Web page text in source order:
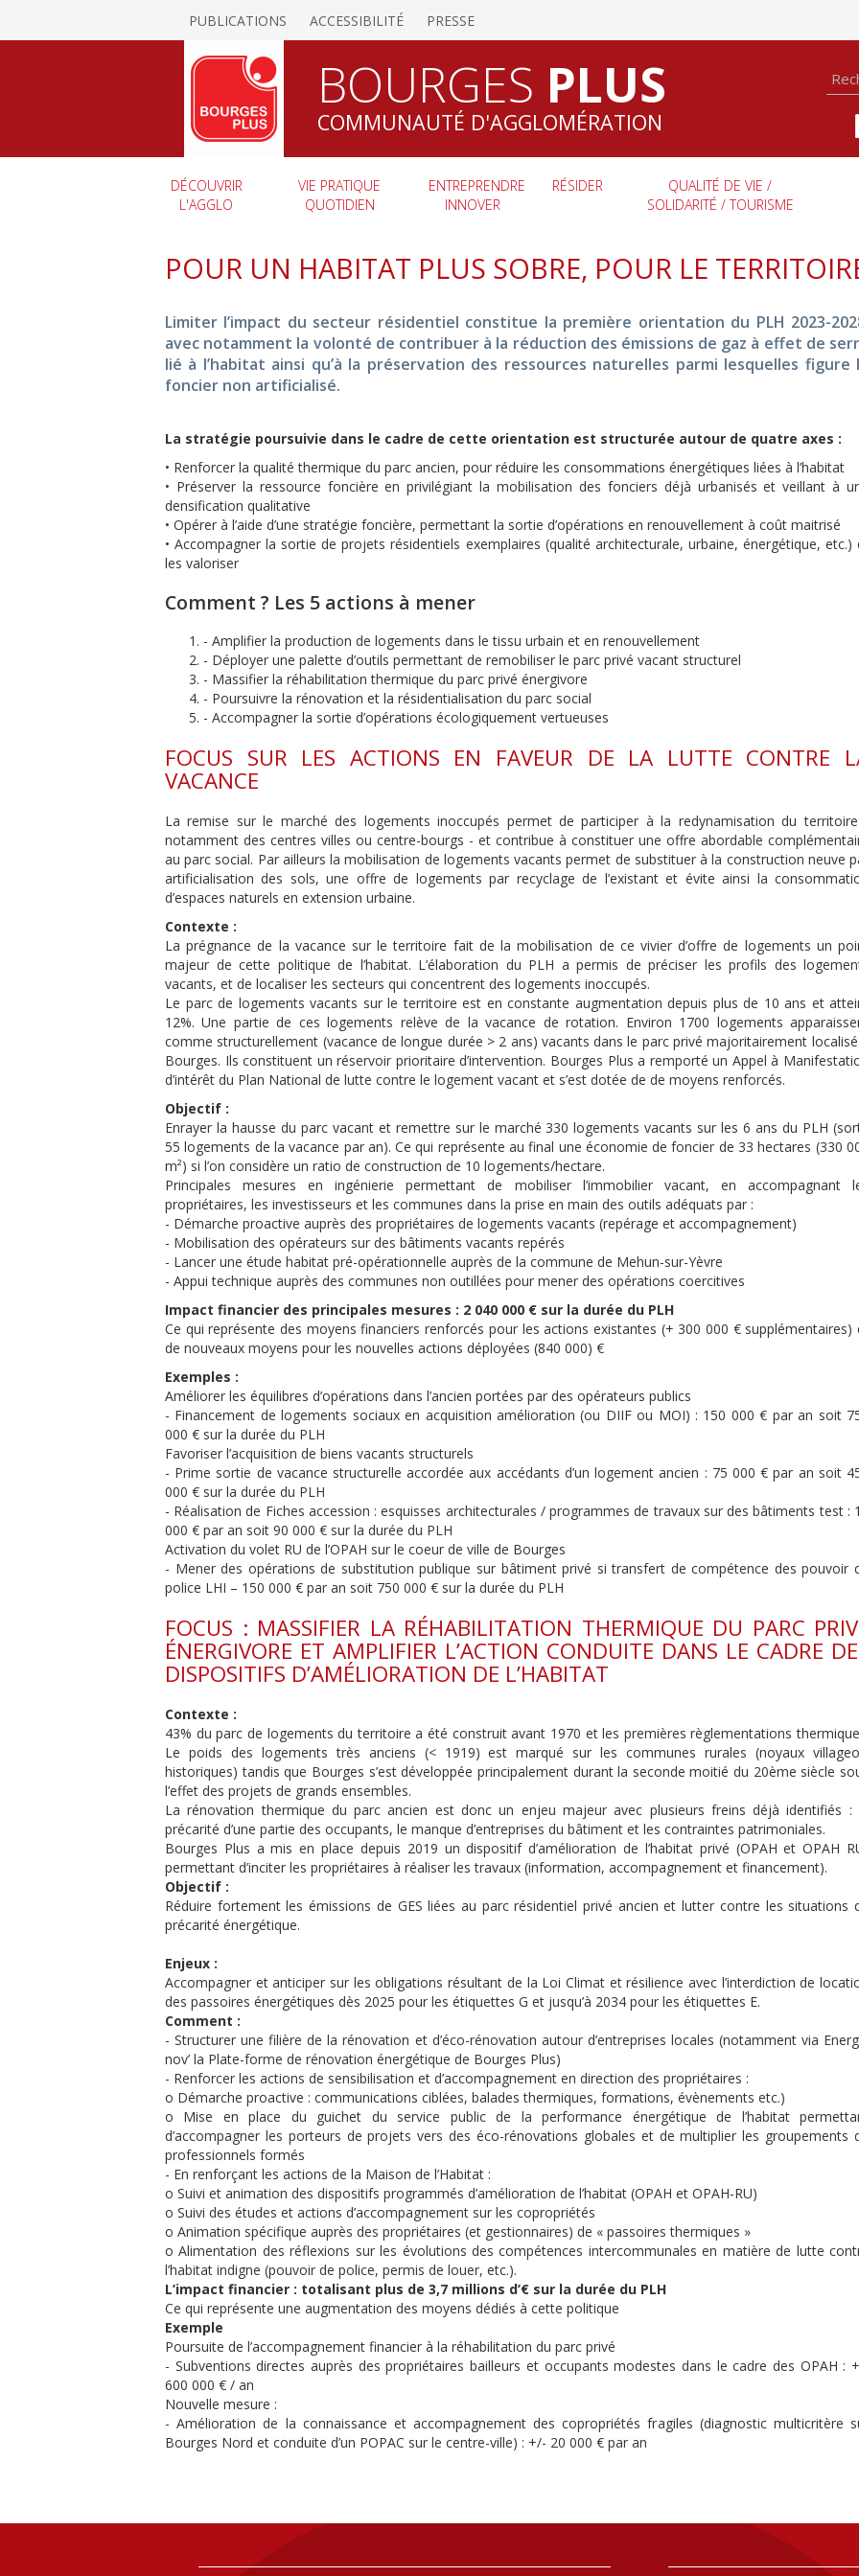
PUBLICATIONS ACCESSIBILITÉ PRESSE
BOURGES PLUS
COMMUNAUTÉ D'AGGLOMÉRATION
DÉCOUVRIR
L'AGGLO
VIE PRATIQUE
QUOTIDIEN
ENTREPRENDRE
INNOVER
RÉSIDER
QUALITÉ DE VIE /
SOLIDARITÉ / TOURISME
POUR UN HABITAT PLUS SOBRE, POUR LE
Limiter l’impact du secteur résidentiel constitue la première orientation du PLH 2023-
avec notamment la volonté de contribuer à la réduction des émissions de gaz à effet de
lié à l’habitat ainsi qu’à la préservation des ressources naturelles parmi lesquelles figure
foncier non artificialisé.
La stratégie poursuivie dans le cadre de cette orientation est structurée autour de quatre axes :
• Renforcer la qualité thermique du parc ancien, pour réduire les consommations énergétiques liées à l’habitat
• Préserver la ressource foncière en privilégiant la mobilisation des fonciers déjà urbanisés et veillant à
densification qualitative
• Opérer à l’aide d’une stratégie foncière, permettant la sortie d’opérations en renouvellement à coût maitrisé
• Accompagner la sortie de projets résidentiels exemplaires (qualité architecturale, urbaine, énergétique, etc.)
les valoriser
Comment ? Les 5 actions à mener
- Amplifier la production de logements dans le tissu urbain et en renouvellement
- Déployer une palette d’outils permettant de remobiliser le parc privé vacant structurel
- Massifier la réhabilitation thermique du parc privé énergivore
- Poursuivre la rénovation et la résidentialisation du parc social
- Accompagner la sortie d’opérations écologiquement vertueuses
FOCUS SUR LES ACTIONS EN FAVEUR DE LA LUTTE CONTRE
VACANCE
La remise sur le marché des logements inoccupés permet de participer à la redynamisation du
notamment des centres villes ou centre-bourgs - et contribue à constituer une offre abordable
au parc social. Par ailleurs la mobilisation de logements vacants permet de substituer à la construction neuve
artificialisation des sols, une offre de logements par recyclage de l’existant et évite ainsi la
d’espaces naturels en extension urbaine.
Contexte :
La prégnance de la vacance sur le territoire fait de la mobilisation de ce vivier d’offre de logements un
majeur de cette politique de l’habitat. L’élaboration du PLH a permis de préciser les profils des
vacants, et de localiser les secteurs qui concentrent des logements inoccupés.
Le parc de logements vacants sur le territoire est en constante augmentation depuis plus de 10 ans et
12%. Une partie de ces logements relève de la vacance de rotation. Environ 1700 logements
comme structurellement (vacance de longue durée > 2 ans) vacants dans le parc privé majoritairement
Bourges. Ils constituent un réservoir prioritaire d’intervention. Bourges Plus a remporté un Appel à
d’intérêt du Plan National de lutte contre le logement vacant et s’est dotée de de moyens renforcés.
Objectif :
Enrayer la hausse du parc vacant et remettre sur le marché 330 logements vacants sur les 6 ans du PLH
55 logements de la vacance par an). Ce qui représente au final une économie de foncier de 33 hectares (330
m²) si l’on considère un ratio de construction de 10 logements/hectare.
Principales mesures en ingénierie permettant de mobiliser l’immobilier vacant, en accompagnant
propriétaires, les investisseurs et les communes dans la prise en main des outils adéquats par :
- Démarche proactive auprès des propriétaires de logements vacants (repérage et accompagnement)
- Mobilisation des opérateurs sur des bâtiments vacants repérés
- Lancer une étude habitat pré-opérationnelle auprès de la commune de Mehun-sur-Yèvre
- Appui technique auprès des communes non outillées pour mener des opérations coercitives
Impact financier des principales mesures : 2 040 000 € sur la durée du PLH
Ce qui représente des moyens financiers renforcés pour les actions existantes (+ 300 000 € supplémentaires)
de nouveaux moyens pour les nouvelles actions déployées (840 000) €
Exemples :
Améliorer les équilibres d’opérations dans l’ancien portées par des opérateurs publics
- Financement de logements sociaux en acquisition amélioration (ou DIIF ou MOI) : 150 000 € par an soit
000 € sur la durée du PLH
Favoriser l’acquisition de biens vacants structurels
- Prime sortie de vacance structurelle accordée aux accédants d’un logement ancien : 75 000 € par an soit
000 € sur la durée du PLH
- Réalisation de Fiches accession : esquisses architecturales / programmes de travaux sur des bâtiments test :
000 € par an soit 90 000 € sur la durée du PLH
Activation du volet RU de l’OPAH sur le coeur de ville de Bourges
- Mener des opérations de substitution publique sur bâtiment privé si transfert de compétence des pouvoir
police LHI – 150 000 € par an soit 750 000 € sur la durée du PLH
FOCUS : MASSIFIER LA RÉHABILITATION THERMIQUE DU PARC
ÉNERGIVORE ET AMPLIFIER L’ACTION CONDUITE DANS LE CADRE
DISPOSITIFS D’AMÉLIORATION DE L’HABITAT
Contexte :
43% du parc de logements du territoire a été construit avant 1970 et les premières règlementations
Le poids des logements très anciens (< 1919) est marqué sur les communes rurales (noyaux
historiques) tandis que Bourges s’est développée principalement durant la seconde moitié du 20ème siècle
l’effet des projets de grands ensembles.
La rénovation thermique du parc ancien est donc un enjeu majeur avec plusieurs freins déjà identifiés :
précarité d’une partie des occupants, le manque d’entreprises du bâtiment et les contraintes patrimoniales.
Bourges Plus a mis en place depuis 2019 un dispositif d’amélioration de l’habitat privé (OPAH et OPAH
permettant d’inciter les propriétaires à réaliser les travaux (information, accompagnement et financement).
Objectif :
Réduire fortement les émissions de GES liées au parc résidentiel privé ancien et lutter contre les situations
précarité énergétique.
Enjeux :
Accompagner et anticiper sur les obligations résultant de la Loi Climat et résilience avec l’interdiction de
des passoires énergétiques dès 2025 pour les étiquettes G et jusqu’à 2034 pour les étiquettes E.
Comment :
- Structurer une filière de la rénovation et d’éco-rénovation autour d’entreprises locales (notamment via
nov’ la Plate-forme de rénovation énergétique de Bourges Plus)
- Renforcer les actions de sensibilisation et d’accompagnement en direction des propriétaires :
o Démarche proactive : communications ciblées, balades thermiques, formations, évènements etc.)
o Mise en place du guichet du service public de la performance énergétique de l’habitat
d’accompagner les porteurs de projets vers des éco-rénovations globales et de multiplier les groupements
professionnels formés
- En renforçant les actions de la Maison de l’Habitat :
o Suivi et animation des dispositifs programmés d’amélioration de l’habitat (OPAH et OPAH-RU)
o Suivi des études et actions d’accompagnement sur les copropriétés
o Animation spécifique auprès des propriétaires (et gestionnaires) de « passoires thermiques »
o Alimentation des réflexions sur les évolutions des compétences intercommunales en matière de lutte
l’habitat indigne (pouvoir de police, permis de louer, etc.).
L’impact financier : totalisant plus de 3,7 millions d’€ sur la durée du PLH
Ce qui représente une augmentation des moyens dédiés à cette politique
Exemple
Poursuite de l’accompagnement financier à la réhabilitation du parc privé
- Subventions directes auprès des propriétaires bailleurs et occupants modestes dans le cadre des OPAH :
600 000 € / an
Nouvelle mesure :
- Amélioration de la connaissance et accompagnement des copropriétés fragiles (diagnostic multicritère
Bourges Nord et conduite d’un POPAC sur le centre-ville) : +/- 20 000 € par an